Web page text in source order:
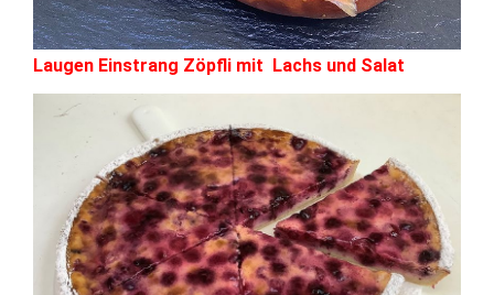
Laugen Einstrang Zöpfli mit Lachs und Salat